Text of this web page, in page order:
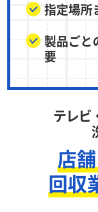
指定場所
製品ごと
要
テレビ
店
回収